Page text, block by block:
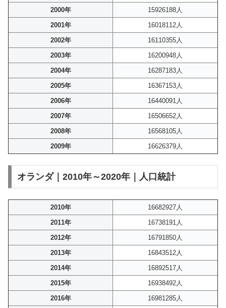
2000年
15926188人
2001年
16018112人
2002年
16110355人
2003年
16200948人
2004年
16287183人
2005年
16367153人
2006年
16440091人
2007年
16506652人
2008年
16568105人
2009年
16626379人
オランダ｜2010年～2020年｜人口統計
2010年
16682927人
2011年
16738191人
2012年
16791850人
2013年
16843512人
2014年
16892517人
2015年
16938492人
2016年
16981285人